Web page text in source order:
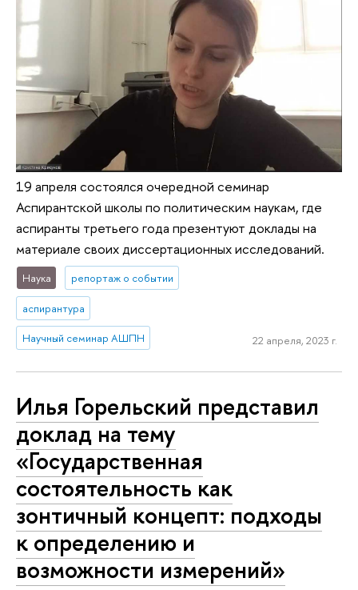
19 апреля состоялся очередной семинар
Аспирантской школы по политическим наукам, где
аспиранты третьего года презентуют доклады на
материале своих диссертационных исследований.
Наука репортаж о событии
аспирантура
Научный семинар АШПН 22 апреля, 2023 г.
Илья Горельский представил
доклад на тему
«Государственная
состоятельность как
зонтичный концепт: подходы
к определению и
возможности измерений»